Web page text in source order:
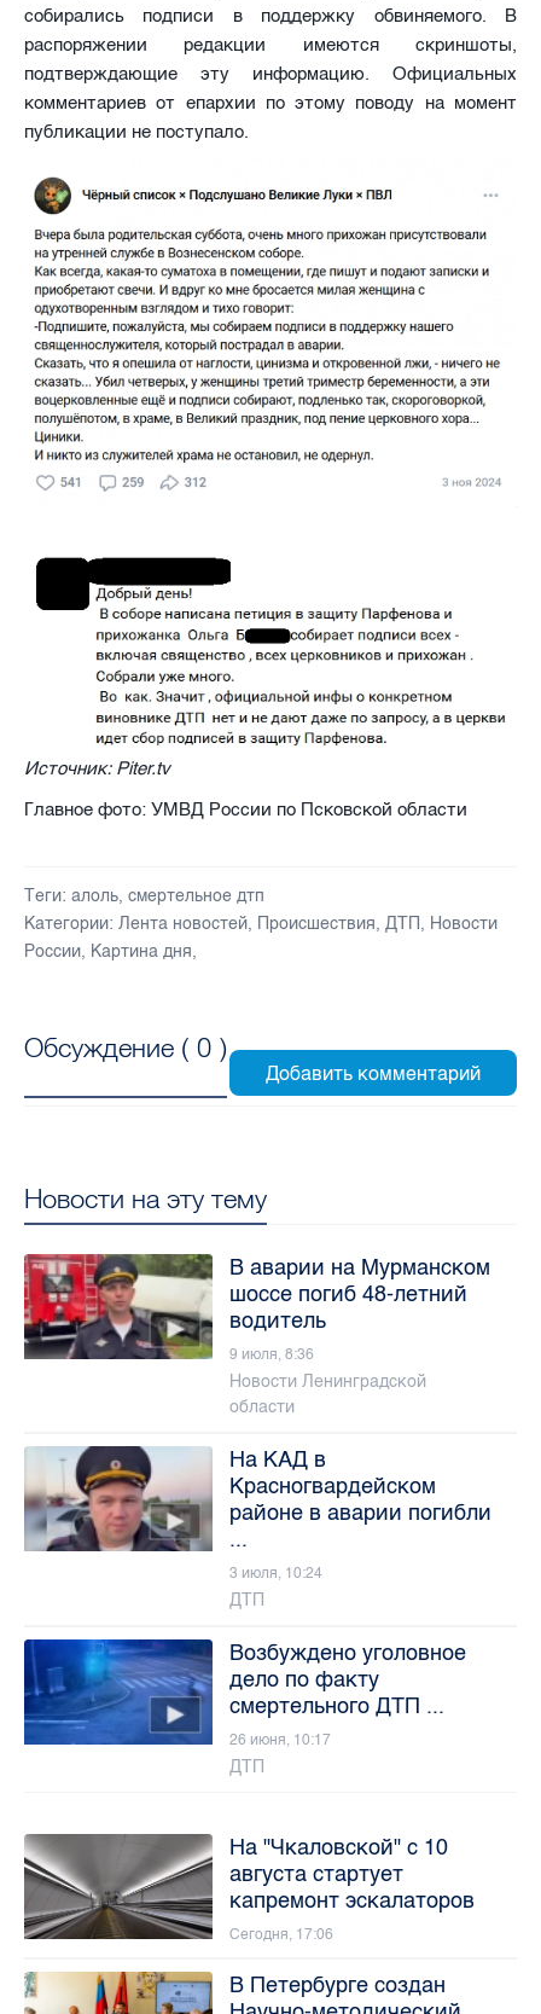
собирались подписи в поддержку обвиняемого. В
распоряжении редакции имеются скриншоты,
подтверждающие эту информацию. Официальных
комментариев от епархии по этому поводу на момент
публикации не поступало.
Источник: Piter.tv
Главное фото: УМВД России по Псковской области
Теги: алоль, смертельное дтп
Категории: Лента новостей, Происшествия, ДТП, Новости
России, Картина дня,
Обсуждение ( 0 )
Новости на эту тему
В аварии на Мурманском
шоссе погиб 48-летний
водитель
9 июля, 8:36
Новости Ленинградской
области
На КАД в
Красногвардейском
районе в аварии погибли
...
3 июля, 10:24
ДТП
Возбуждено уголовное
дело по факту
смертельного ДТП ...
26 июня, 10:17
ДТП
На "Чкаловской" с 10
августа стартует
капремонт эскалаторов
Сегодня, 17:06
В Петербурге создан